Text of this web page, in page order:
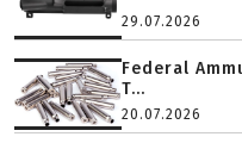
29.07.2026
Federal
T...
20.07.2026